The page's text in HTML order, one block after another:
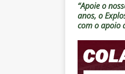
“Apoie o
anos, o
com o apoio